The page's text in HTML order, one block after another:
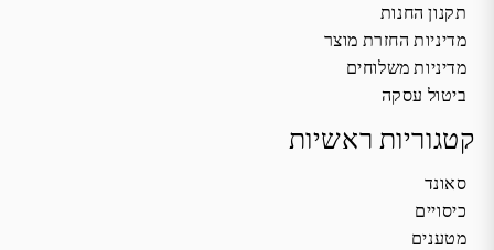
תקנון החנות
מדיניות החזרת מוצר
מדיניות משלוחים
ביטול עסקה
קטגוריות ראשיות
סאונד
כיסויים
מטענים